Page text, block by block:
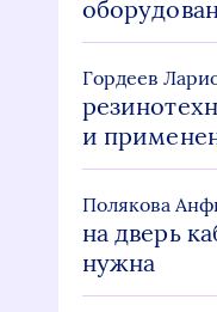
Гордеев
и
Полякова
на дверь
нужна